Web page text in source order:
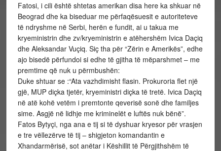
Fatosi, i cili është shtetas amerikan disa here ka shkuar në
Beograd dhe ka biseduar me përfaqësuesit e autoriteteve
të ndryshme në Serbi, herën e fundit, ai u takua me
kryeministrin dhe zv/kryeministrin e atëhershëm Ivica Daçiq
dhe Aleksandar Vuçiq. Siç tha për “Zërin e Amerikës”, edhe
ajo bisedë përfundoi si edhe të gjitha të mëparshmet – me
premtime që nuk u përmbushën:
Duke shtuar se :“Ata vazhdimisht flasin. Prokuroria flet një
gjë, MUP diçka tjetër, kryeministri diçka të tretë. Ivica Daçiq
në atë kohë vetëm i premtonte qeverisë sonë dhe familjes
sime. Asgjë në lidhje me kriminelët e luftës nuk bënë”.
Fatos Bytyçi, nga ana e tij si të dyshuar kryesor për vrasjen
e tre vëllezërve të tij – shigjeton komandantin e
Xhandarmërisë, sot anëtar i Këshillit të Përgjithshëm të